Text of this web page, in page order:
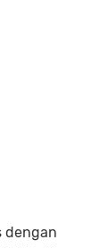
dengan